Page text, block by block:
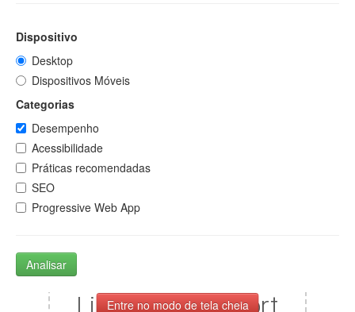
Dispositivo
Desktop
Dispositivos Móveis
Categorias
Desempenho
Acessibilidade
Práticas recomendadas
SEO
Progressive Web App
Analisar
Entre no modo de tela cheia